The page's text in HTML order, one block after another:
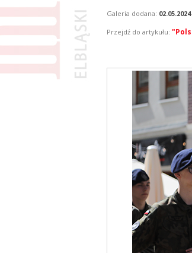
Galeria dodana:
Przejdź do artykułu: